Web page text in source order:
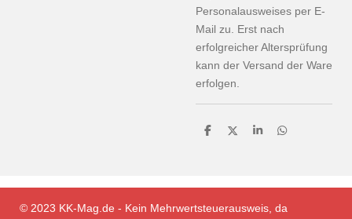
Personalausweises per E-
Mail zu. Erst nach
erfolgreicher Altersprüfung
kann der Versand der Ware
erfolgen.
T
n
T
n
T
n
T
n
© 2023 KK-Mag.de - Kein Mehrwertsteuerausweis, da